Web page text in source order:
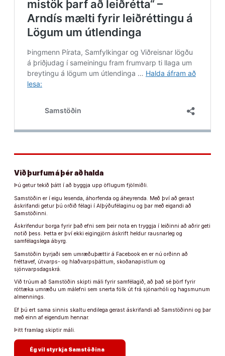
Við þurfum á þér að halda
Þú getur tekið þátt í að byggja upp öflugum fjölmiðli.
Samstöðin er í eigu lesenda, áhorfenda og áheyrenda. Með því að gerast
áskrifandi getur þú orðið félagi í Alþýðufélaginu og þar með eigandi að
Samstöðinni.
Áskrifendur borga fyrir það efni sem þeir nota en tryggja í leiðinni að aðrir geti
notið þess. Þetta er því ekki eigingjörn áskrift heldur rausnarleg og
samfélagslega ábyrg.
Samstöðin byrjaði sem umræðuþættir á Facebook en er nú orðinn að
fréttavef, útvarps- og hlaðvarpsþáttum, skoðanapistlum og
sjónvarpsdagskrá.
Við trúum að Samstöðin skipti máli fyrir samfélagið, að það sé þörf fyrir
róttæka umræðu um málefni sem snerta fólk út frá sjónarhóli og hagsmunum
almennings.
Ef þú ert sama sinnis skaltu endilega gerast áskrifandi að Samstöðinni og þar
með einn af eigendum hennar.
Þitt framlag skiptir máli.
Ég vil styrkja Samstöðina